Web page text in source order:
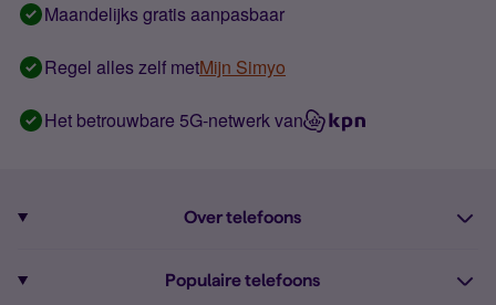
Maandelijks gratis aanpasbaar
Regel alles zelf metMijn Simyo
Het betrouwbare 5G-netwerk van
Over telefoons
Populaire telefoons